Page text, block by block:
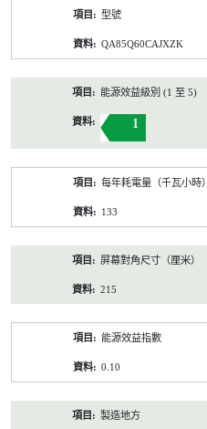
型號
QA85Q60CAJXZK
能源效益級別 (1 至 5)
1
每年耗電量（千瓦小時）
133
屏幕對角尺寸（厘米）
215
能源效益指數
0.10
製造地方